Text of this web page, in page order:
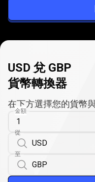
USD 兌 GBP
貨幣轉換器
在下方選擇您的貨幣
金額
從
至